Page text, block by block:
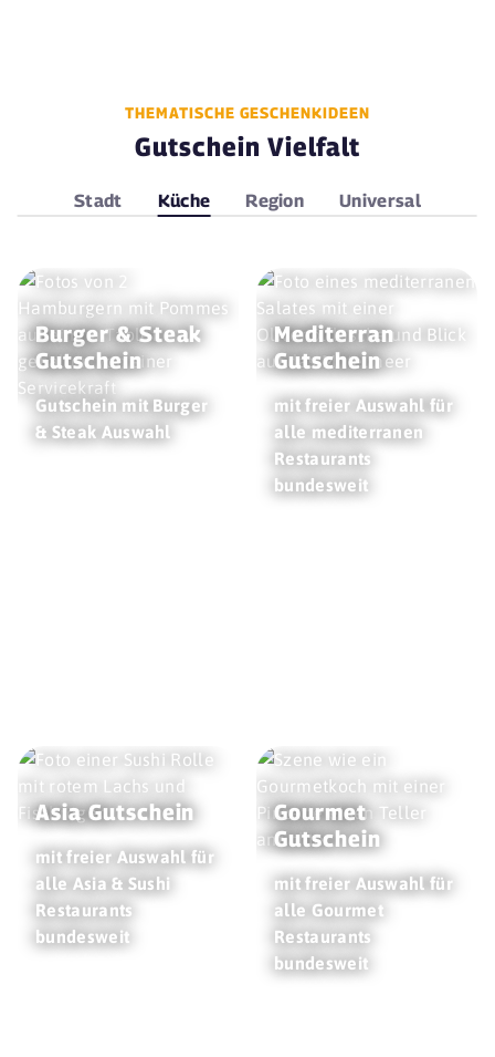
THEMATISCHE GESCHENKIDEEN
Gutschein Vielfalt
Stadt Küche Region Universal
Burger & Steak
Gutschein
Gutschein mit Burger
& Steak Auswahl
Mediterran
Gutschein
mit freier Auswahl für
alle mediterranen
Restaurants
bundesweit
Asia Gutschein
mit freier Auswahl für
alle Asia & Sushi
Restaurants
bundesweit
Gourmet
Gutschein
mit freier Auswahl für
alle Gourmet
Restaurants
bundesweit